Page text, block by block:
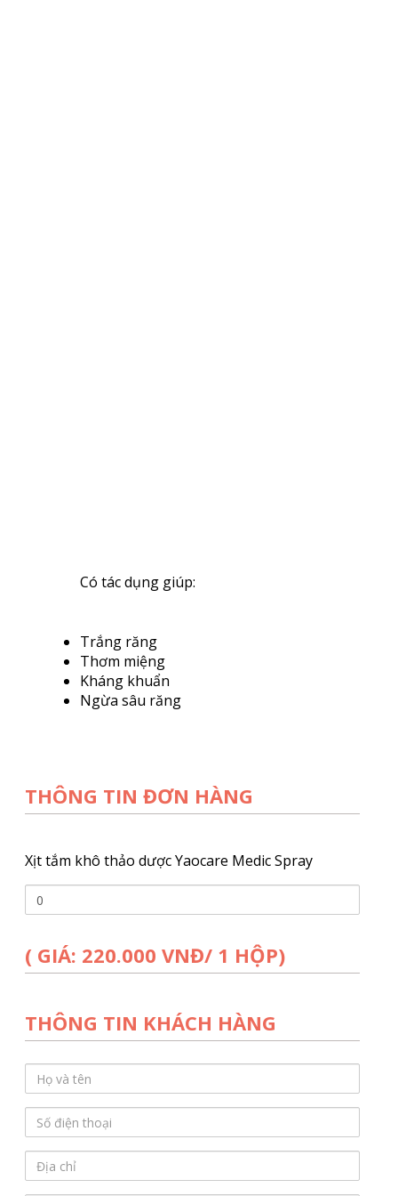
Có tác dụng giúp:
Trắng răng
Thơm miệng
Kháng khuẩn
Ngừa sâu răng
THÔNG TIN ĐƠN HÀNG
Xịt tắm khô thảo dược Yaocare Medic Spray
Xịt
tắm
thảo
dược
Medic
Spray:
( GIÁ: 220.000 VNĐ/ 1 HỘP)
THÔNG TIN KHÁCH HÀNG
Họ
và
tên
Số
điện
thoại
Địa
chỉ